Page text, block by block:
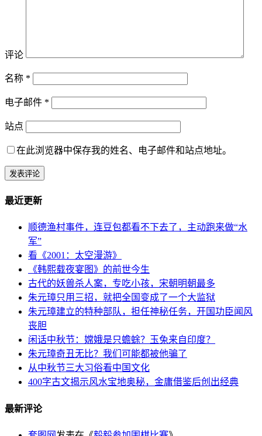
评论
名称 *
电子邮件 *
站点
在此浏览器中保存我的姓名、电子邮件和站点地址。
最近更新
顺德渔村事件，连豆包都看不下去了，主动跑来做“水
军”
看《2001：太空漫游》
《韩熙载夜宴图》的前世今生
古代的妖兽杀人案，专吃小孩，宋朝明朝最多
朱元璋只用三招，就把全国变成了一个大监狱
朱元璋建立的特种部队，担任神秘任务，开国功臣闻风
丧胆
闲话中秋节：嫦娥是只蟾蜍？玉兔来自印度？
朱元璋奇丑无比？我们可能都被他骗了
从中秋节三大习俗看中国文化
400字古文揭示风水宝地奥秘，金庸借鉴后创出经典
最新评论